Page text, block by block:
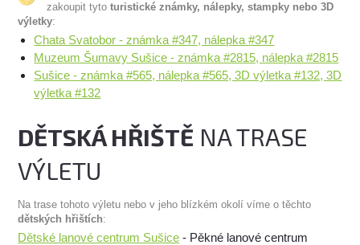
zakoupit tytoturistické známky, nálepky, stampky nebo 3D
výletky:
Chata Svatobor - známka #347, nálepka #347
Muzeum Šumavy Sušice - známka #2815, nálepka #2815
Sušice - známka #565, nálepka #565, 3D výletka #132, 3D
výletka #132
DĚTSKÁ HŘIŠTĚ NA TRASE
VÝLETU
Na trase tohoto výletu nebo v jeho blízkém okolí víme o těchto
dětských hřištích:
Dětské lanové centrum Sušice - Pěkné lanové centrum